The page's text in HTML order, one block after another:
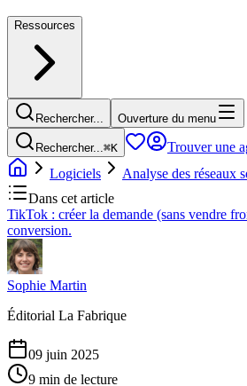
Ressources
Rechercher... Ouverture du menu
Rechercher...⌘K
Trouver une
Logiciels
Analyse des réseaux
Dans cet article
TikTok : créer la demande (sans vendre
conversion.
Sophie Martin
Éditorial La Fabrique
09 juin 2025
9 min de lecture